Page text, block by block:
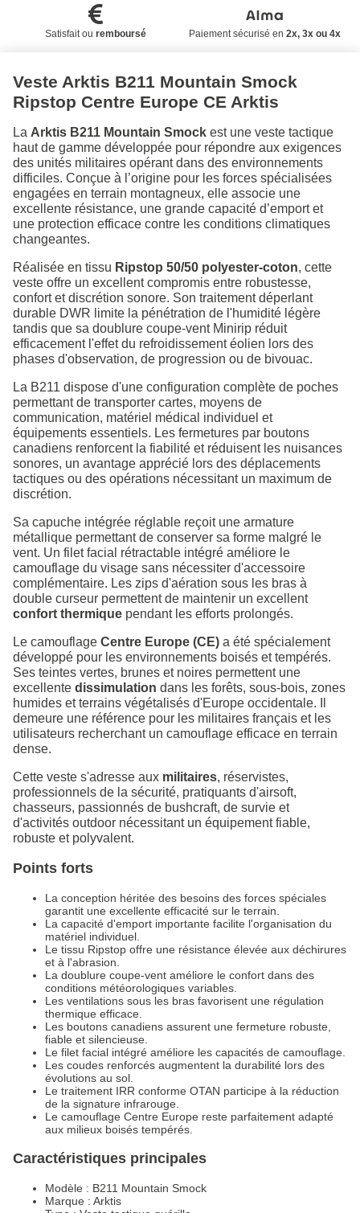
Satisfait ou remboursé Paiement sécurisé en 2x, 3x ou 4x
Veste Arktis B211 Mountain Smock
Ripstop Centre Europe CE Arktis
La Arktis B211 Mountain Smock est une veste tactique
haut de gamme développée pour répondre aux exigences
des unités militaires opérant dans des environnements
difficiles. Conçue à l’origine pour les forces spécialisées
engagées en terrain montagneux, elle associe une
excellente résistance, une grande capacité d’emport et
une protection efficace contre les conditions climatiques
changeantes.
Réalisée en tissu Ripstop 50/50 polyester-coton, cette
veste offre un excellent compromis entre robustesse,
confort et discrétion sonore. Son traitement déperlant
durable DWR limite la pénétration de l'humidité légère
tandis que sa doublure coupe-vent Minirip réduit
efficacement l'effet du refroidissement éolien lors des
phases d'observation, de progression ou de bivouac.
La B211 dispose d'une configuration complète de poches
permettant de transporter cartes, moyens de
communication, matériel médical individuel et
équipements essentiels. Les fermetures par boutons
canadiens renforcent la fiabilité et réduisent les nuisances
sonores, un avantage apprécié lors des déplacements
tactiques ou des opérations nécessitant un maximum de
discrétion.
Sa capuche intégrée réglable reçoit une armature
métallique permettant de conserver sa forme malgré le
vent. Un filet facial rétractable intégré améliore le
camouflage du visage sans nécessiter d'accessoire
complémentaire. Les zips d'aération sous les bras à
double curseur permettent de maintenir un excellent
confort thermique pendant les efforts prolongés.
Le camouflage Centre Europe (CE) a été spécialement
développé pour les environnements boisés et tempérés.
Ses teintes vertes, brunes et noires permettent une
excellente dissimulation dans les forêts, sous-bois, zones
humides et terrains végétalisés d'Europe occidentale. Il
demeure une référence pour les militaires français et les
utilisateurs recherchant un camouflage efficace en terrain
dense.
Cette veste s'adresse aux militaires, réservistes,
professionnels de la sécurité, pratiquants d'airsoft,
chasseurs, passionnés de bushcraft, de survie et
d'activités outdoor nécessitant un équipement fiable,
robuste et polyvalent.
Points forts
La conception héritée des besoins des forces spéciales
garantit une excellente efficacité sur le terrain.
La capacité d'emport importante facilite l'organisation du
matériel individuel.
Le tissu Ripstop offre une résistance élevée aux déchirures
et à l'abrasion.
La doublure coupe-vent améliore le confort dans des
conditions météorologiques variables.
Les ventilations sous les bras favorisent une régulation
thermique efficace.
Les boutons canadiens assurent une fermeture robuste,
fiable et silencieuse.
Le filet facial intégré améliore les capacités de camouflage.
Les coudes renforcés augmentent la durabilité lors des
évolutions au sol.
Le traitement IRR conforme OTAN participe à la réduction
de la signature infrarouge.
Le camouflage Centre Europe reste parfaitement adapté
aux milieux boisés tempérés.
Caractéristiques principales
Modèle : B211 Mountain Smock
Marque : Arktis